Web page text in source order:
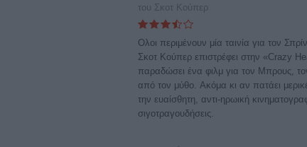
του Σκοτ Κούπερ
Ολοι περιμένουν μία ταινία για τον
Σκοτ Κούπερ επιστρέφει στην «Crazy
παραδώσει ένα φιλμ για τον Μπρους,
από τον μύθο. Aκόμα κι αν πατάει
την ευαίσθητη, αντι-ηρωική
σιγοτραγουδήσεις.